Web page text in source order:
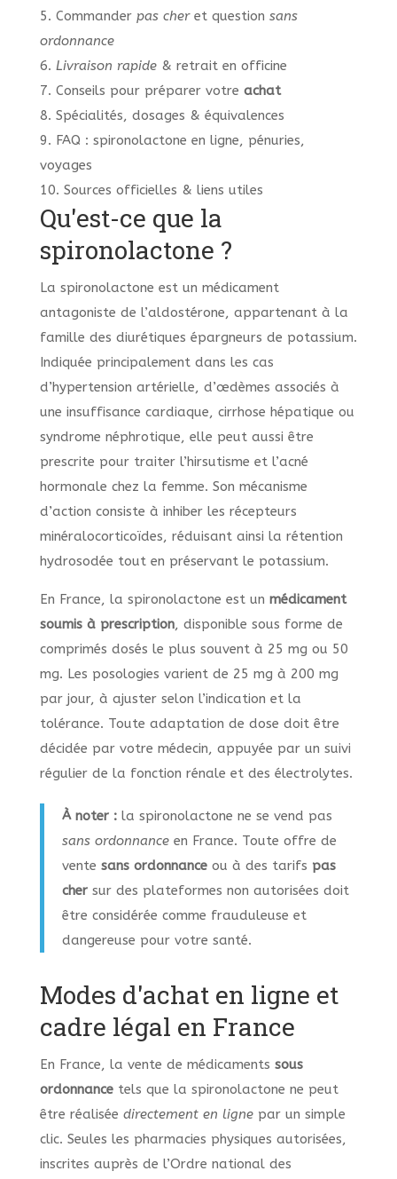
5. Commander pas cheret question sans
ordonnance
6. Livraison rapide& retrait en officine
7. Conseils pour préparer votre achat
8. Spécialités, dosages & équivalences
9. FAQ : spironolactone en ligne, pénuries,
voyages
10. Sources officielles & liens utiles
Qu'est-ce que la
spironolactone ?
La spironolactone est un médicament
antagoniste de l’aldostérone, appartenant à la
famille des diurétiques épargneurs de potassium.
Indiquée principalement dans les cas
d’hypertension artérielle, d’œdèmes associés à
une insuffisance cardiaque, cirrhose hépatique ou
syndrome néphrotique, elle peut aussi être
prescrite pour traiter l’hirsutisme et l’acné
hormonale chez la femme. Son mécanisme
d’action consiste à inhiber les récepteurs
minéralocorticoïdes, réduisant ainsi la rétention
hydrosodée tout en préservant le potassium.
En France, la spironolactone est un médicament
soumis à prescription, disponible sous forme de
comprimés dosés le plus souvent à 25 mg ou 50
mg. Les posologies varient de 25 mg à 200 mg
par jour, à ajuster selon l’indication et la
tolérance. Toute adaptation de dose doit être
décidée par votre médecin, appuyée par un suivi
régulier de la fonction rénale et des électrolytes.
À noter :la spironolactone ne se vend pas
sans ordonnanceen France. Toute offre de
vente sans ordonnanceou à des tarifs pas
chersur des plateformes non autorisées doit
être considérée comme frauduleuse et
dangereuse pour votre santé.
Modes d'achat en ligne et
cadre légal en France
En France, la vente de médicaments sous
ordonnancetels que la spironolactone ne peut
être réalisée directement en lignepar un simple
clic. Seules les pharmacies physiques autorisées,
inscrites auprès de l’Ordre national des